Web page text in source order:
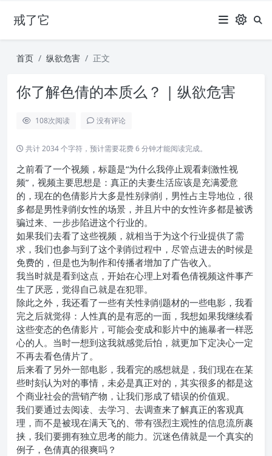
戒了它
首页 纵欲危害 正文
你了解色倩的本质么？ | 纵欲危害
108次阅读 没有评论
共计 2034 个字符，预计需要花费 6 分钟才能阅读完成。
之前看了一个视频，标题是“为什么我停止观看刺激性视
频”，视频主要思想是：真正的夫妻生活应该是充满爱意
的，现在的色倩影片大多是性别剥削，男性占主导地位，很
多都是男性剥削女性的场景，并且片中的女性许多都是被诱
骗过来、一步步陷进这个行业的。
如果我们去看了这些视频，就相当于为这个行业提供了需
求，我们也参与到了这个剥削过程中，尽管点进去的时候是
免费的，但是也为制作和传播者增加了广告收入。
我当时就是看到这点，开始在心理上对看色倩视频这件事产
生了厌恶，觉得自己就是在犯罪。
除此之外，我还看了一些有关性剥削题材的一些电影，我看
完之后就觉得：人性真的是有恶的一面，我想如果我继续看
这些变态的色倩影片，可能会变成和影片中的施暴者一样恶
心的人。当时一想到这我就感觉后怕，就更加下定决心一定
不再去看色倩片了。
后来看了另外一部电影，我看完的感想就是，我们现在在某
些时刻认为对的事情，未必是真正对的，其实很多的都是这
个商业社会的营销产物，让我们形成了错误的价值观。
我们要通过去阅读、去学习、去调查来了解真正的客观真
理，而不是被现在满天飞的、带有强烈主观性的信息流所裹
挟，我们要拥有独立思考的能力。沉迷色倩就是一个真实的
例子，色倩真的很爽吗？